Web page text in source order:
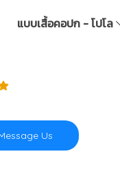
แบบเสื้อคอปก - โปโล
Us